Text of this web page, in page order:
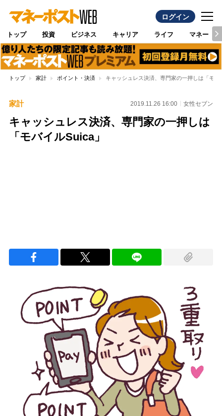
ログイン
トップ 投資 ビジネス キャリア ライフ マネー
トップ 家計 ポイント・決済 キャッシュレス決済、専門家の一押しは「モバ
家計 2019.11.26 16:00 女性セブン
キャッシュレス決済、専門家の一押しは
「モバイルSuica」